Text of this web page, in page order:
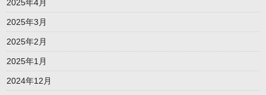
2025年4月
2025年3月
2025年2月
2025年1月
2024年12月